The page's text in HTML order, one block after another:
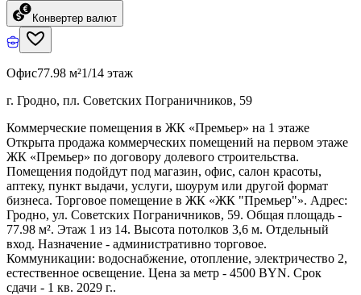
Конвертер валют
Офис77.98 м²1/14 этаж
г. Гродно, пл. Советских Пограничников, 59
Коммерческие помещения в ЖК «Премьер» на 1 этаже
Открыта продажа коммерческих помещений на первом этаже
ЖК «Премьер» по договору долевого строительства.
Помещения подойдут под магазин, офис, салон красоты,
аптеку, пункт выдачи, услуги, шоурум или другой формат
бизнеса. Торговое помещение в ЖК «ЖК "Премьер"». Адрес:
Гродно, ул. Советских Пограничников, 59. Общая площадь -
77.98 м². Этаж 1 из 14. Высота потолков 3,6 м. Отдельный
вход. Назначение - административно торговое.
Коммуникации: водоснабжение, отопление, электричество 2,
естественное освещение. Цена за метр - 4500 BYN. Срок
сдачи - 1 кв. 2029 г..